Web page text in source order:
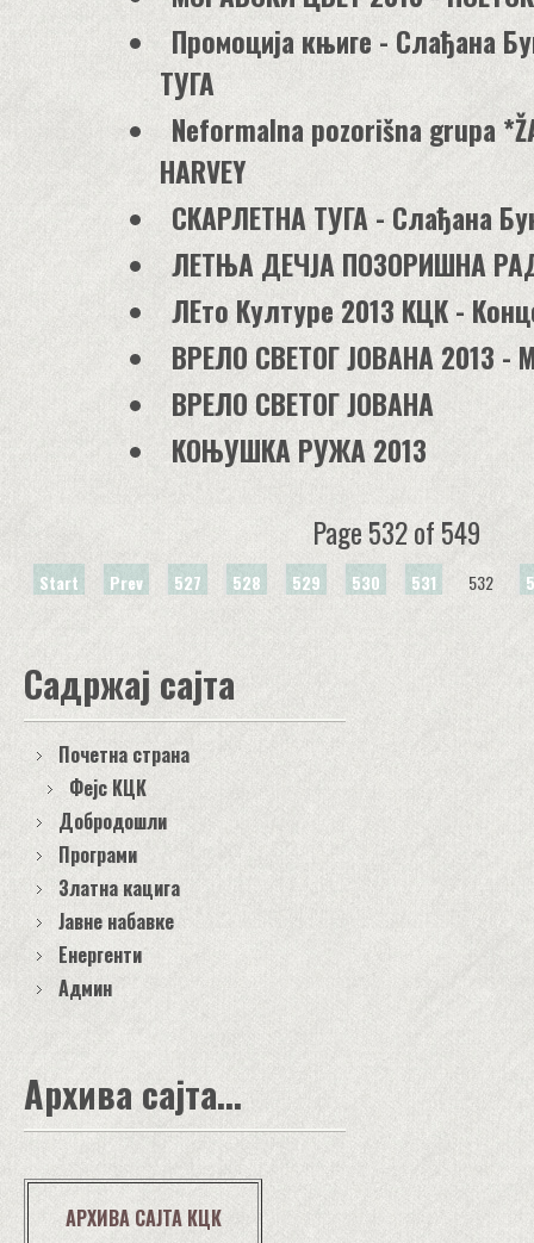
Промоција књиге - Слађана
ТУГА
Neformalna pozorišna grupa
HARVEY
СКАРЛЕТНА ТУГА - Слађана
ЛЕТЊА ДЕЧЈА ПОЗОРИШНА
ЛЕто Културе 2013 КЦК -
ВРЕЛО СВЕТОГ ЈОВАНА 2013 -
ВРЕЛО СВЕТОГ ЈОВАНА
КОЊУШКА РУЖА 2013
Page 532 of 549
Start Prev 527 528 529 530 531 532
Садржај сајта
Почетна страна
Фејс КЦК
Добродошли
Програми
Златна кацига
Јавне набавке
Енергенти
Админ
Архива сајта...
АРХИВА САЈТА КЦК